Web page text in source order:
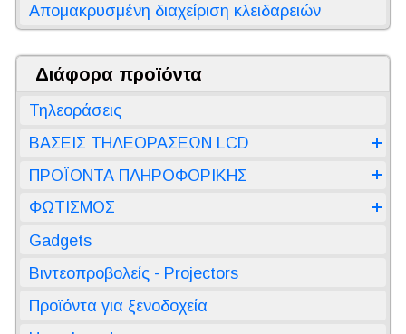
Απομακρυσμένη διαχείριση κλειδαρειών
Διάφορα προϊόντα
Τηλεοράσεις
ΒΑΣΕΙΣ ΤΗΛΕΟΡΑΣΕΩΝ LCD
ΠΡΟΪΟΝΤΑ ΠΛΗΡΟΦΟΡΙΚΗΣ
ΦΩΤΙΣΜΟΣ
Gadgets
Βιντεοπροβολείς - Projectors
Προϊόντα για ξενοδοχεία